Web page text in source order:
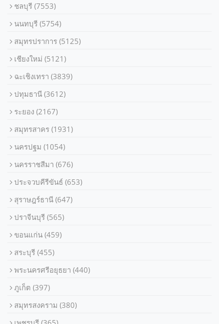
ชลบุรี
(7553)
นนทบุรี
(5754)
สมุทรปราการ
(5125)
เชียงใหม่
(5121)
ฉะเชิงเทรา
(3839)
ปทุมธานี
(3612)
ระยอง
(2167)
สมุทรสาคร
(1931)
นครปฐม
(1054)
นครราชสีมา
(676)
ประจวบคีรีขันธ์
(653)
สุราษฎร์ธานี
(647)
ปราจีนบุรี
(565)
ขอนแก่น
(459)
สระบุรี
(455)
พระนครศรีอยุธยา
(440)
ภูเก็ต
(397)
สมุทรสงคราม
(380)